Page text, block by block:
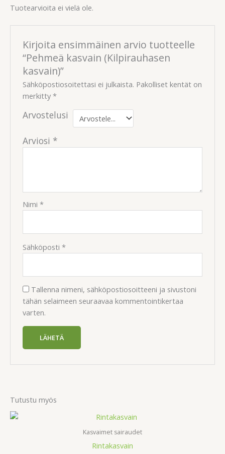
Tuotearvioita ei vielä ole.
Kirjoita ensimmäinen arvio tuotteelle
“Pehmeä kasvain (Kilpirauhasen
kasvain)”
Sähköpostiosoitettasi ei julkaista. Pakolliset kentät on
merkitty*
Arvostelusi
Arviosi *
Nimi*
Sähköposti*
Tallenna nimeni, sähköpostiosoitteeni ja sivustoni
tähän selaimeen seuraavaa kommentointikertaa
varten.
Tutustu myös
Kasvaimet sairaudet
Rintakasvain